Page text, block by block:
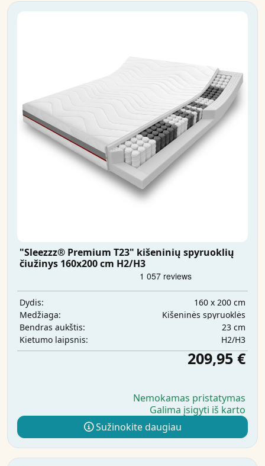
"Sleezzz® Premium T23" kišeninių spyruoklių
čiužinys 160x200 cm H2/H3
Dydis:
160 x 200 cm
Medžiaga:
Kišeninės spyruoklės
Bendras aukštis:
23 cm
Kietumo laipsnis:
H2/H3
209,95 €
Nemokamas pristatymas
Galima įsigyti iš karto
Sužinokite daugiau